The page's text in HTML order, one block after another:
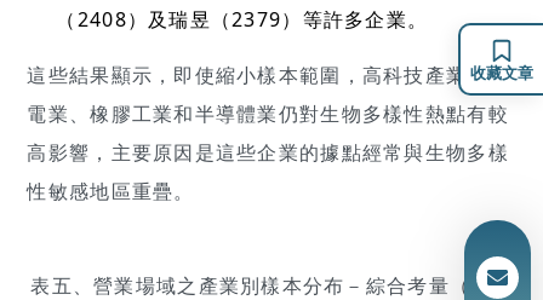
（2408）及瑞昱（2379）等許多企業。
這些結果顯示，即使縮小樣本範圍，高科技產業如光
電業、橡膠工業和半導體業仍對生物多樣性熱點有較
高影響，主要原因是這些企業的據點經常與生物多樣
性敏感地區重疊。
表五、營業場域之產業別樣本分布－綜合考量（上市
收藏文章